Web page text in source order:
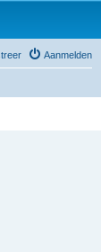
Aanmelden